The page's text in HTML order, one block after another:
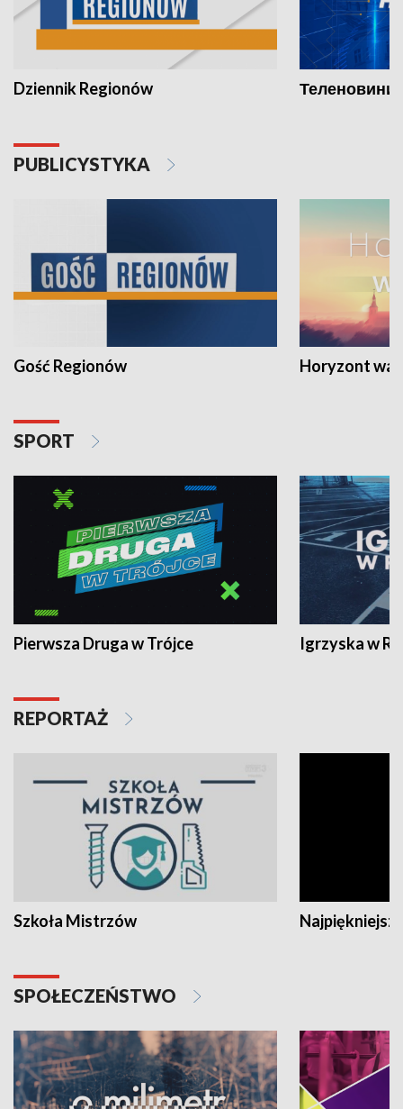
Dziennik Regionów Теленовини
PUBLICYSTYKA
Gość Regionów Horyzont
SPORT
Pierwsza Druga w Trójce Igrzyska w
REPORTAŻ
Szkoła Mistrzów
SPOŁECZEŃSTWO